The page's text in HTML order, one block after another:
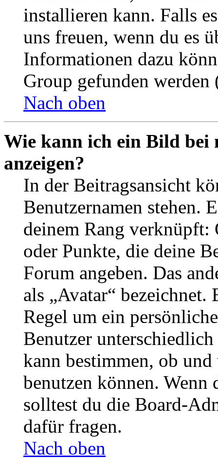
installieren kann. Falls
uns freuen, wenn du es
Informationen dazu
Group gefunden
Nach oben
Wie kann ich ein Bild bei
anzeigen?
In der Beitragsansicht
Benutzernamen stehen.
deinem Rang verknüpft:
oder Punkte, die deine
Forum angeben. Das
als „Avatar“
Regel um ein
Benutzer
kann bestimmen, ob
benutzen können. Wenn
solltest du die Board-
dafür fragen.
Nach oben